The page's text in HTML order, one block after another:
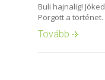
Buli hajnalig!
Pörgött a történet.
Tovább